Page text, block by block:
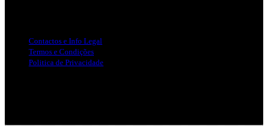
Contactos e Info Legal
Termos e Condições
Politica de Privacidade